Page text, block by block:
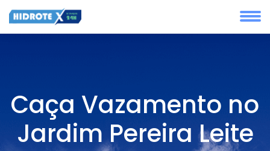
Caça Vazamento no
Jardim Pereira Leite